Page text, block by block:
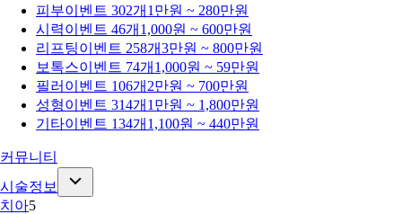
피부이벤트 302개 1만원 ~ 280만원
시력이벤트 46개 1,000원 ~ 600만원
리프팅이벤트 258개3만원 ~ 800만원
보톡스이벤트 74개 1,000원 ~ 59만원
필러 이벤트 106개 2만원 ~ 700만원
성형이벤트 314개 1만원 ~ 1,800만원
기타이벤트 134개 1,100원 ~ 440만원
커뮤니티
시술정보
치아5